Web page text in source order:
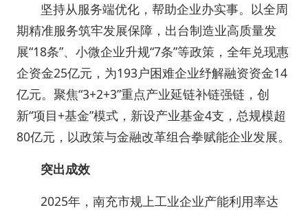
坚持从服务端优化，帮助企业办实事。以全周
期精准服务筑牢发展保障，出台制造业高质量发
展“18条”、小微企业升规“7条”等政策，全年兑现惠
企资金25亿元，为193户困难企业纾解融资资金14
亿元。聚焦“3+2+3”重点产业延链补链强链，创
新“项目+基金”模式，新设产业基金4支，总规模超
80亿元，以政策与金融改革组合拳赋能企业发展。
突出成效
2025年，南充市规上工业企业产能利用率达